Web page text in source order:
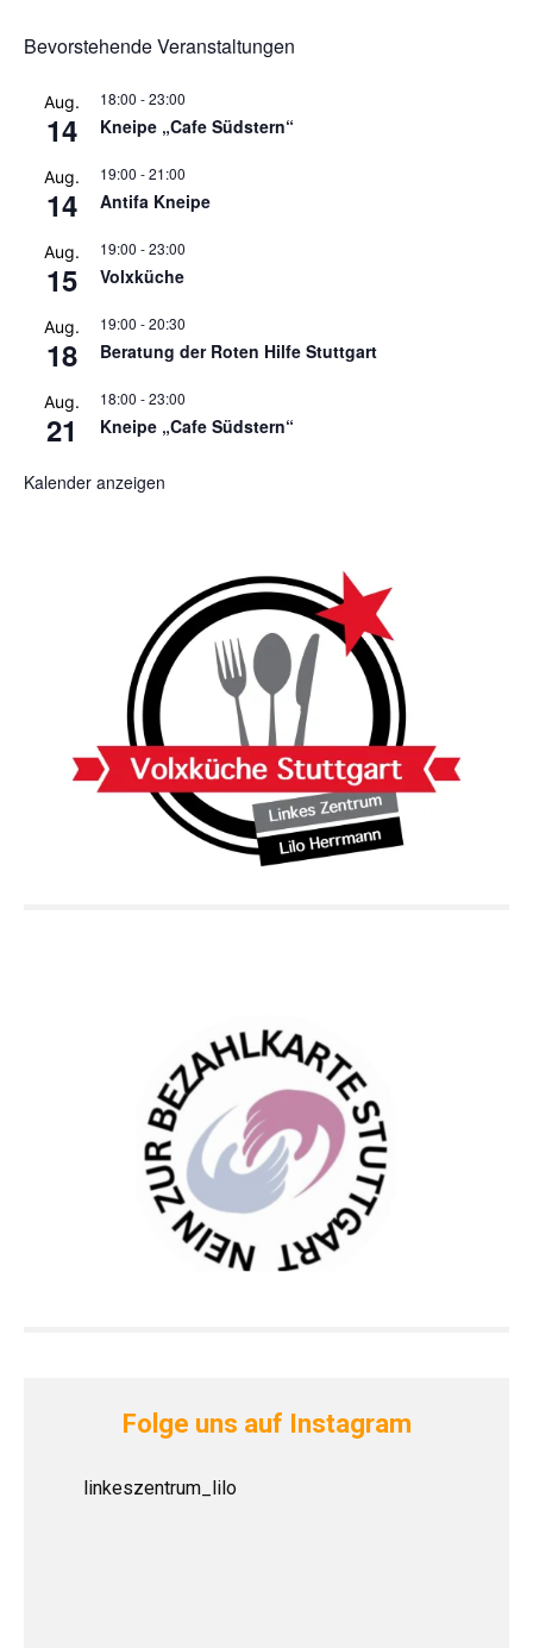
Bevorstehende Veranstaltungen
Aug.
14
18:00 -23:00
Kneipe „Cafe Südstern“
Aug.
14
19:00 -21:00
Antifa Kneipe
Aug.
15
19:00 -23:00
Volxküche
Aug.
18
19:00 -20:30
Beratung der Roten Hilfe Stuttgart
Aug.
21
18:00 -23:00
Kneipe „Cafe Südstern“
Kalender anzeigen
Folge uns auf Instagram
linkeszentrum_lilo